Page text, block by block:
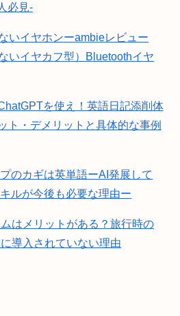
必見-
いイヤホンーambieレビュー
いイヤカフ型）Bluetoothイヤ
を使え！英語日記添削体
ト・デメリットと具体的な事例
のカギは英単語ーAI発展して
ルが今後も必要な理由ー
はメリットがある？旅行時の
導入されていない理由